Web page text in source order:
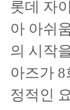
롯데 자
아 아쉬
의 시작
아즈가
정적인